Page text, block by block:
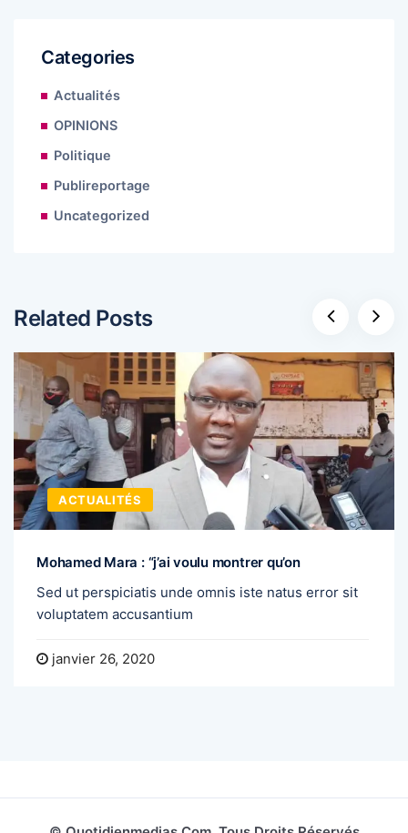
Categories
Actualités
OPINIONS
Politique
Publireportage
Uncategorized
Related Posts
ACTUALITÉS
Mohamed Mara : “j’ai voulu montrer qu’on
Sed ut perspiciatis unde omnis iste natus error sit
voluptatem accusantium
janvier 26, 2020